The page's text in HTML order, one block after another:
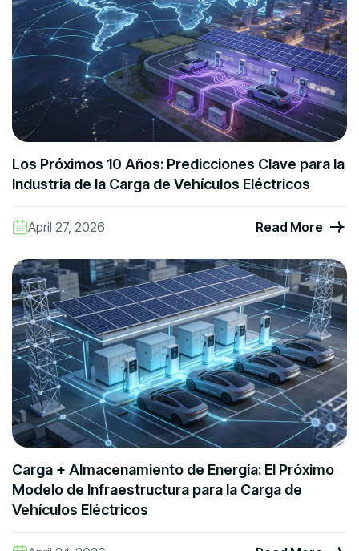
Los Próximos 10 Años: Predicciones Clave para la
Industria de la Carga de Vehículos Eléctricos
April 27, 2026 Read More
Carga + Almacenamiento de Energía: El Próximo
Modelo de Infraestructura para la Carga de
Vehículos Eléctricos